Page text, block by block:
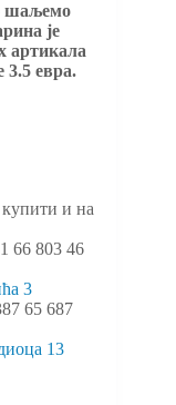
шаљемо
је
артикала
3.5 евра.
и на
66 803 46
3
65 687
13